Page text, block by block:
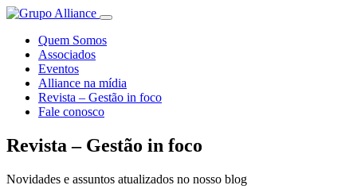
Quem Somos
Associados
Eventos
Alliance na mídia
Revista – Gestão in foco
Fale conosco
Revista – Gestão in foco
Novidades e assuntos atualizados no nosso blog